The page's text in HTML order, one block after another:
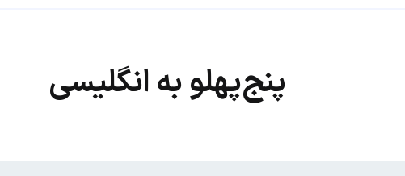
پنج‌پهلو به انگلیسی